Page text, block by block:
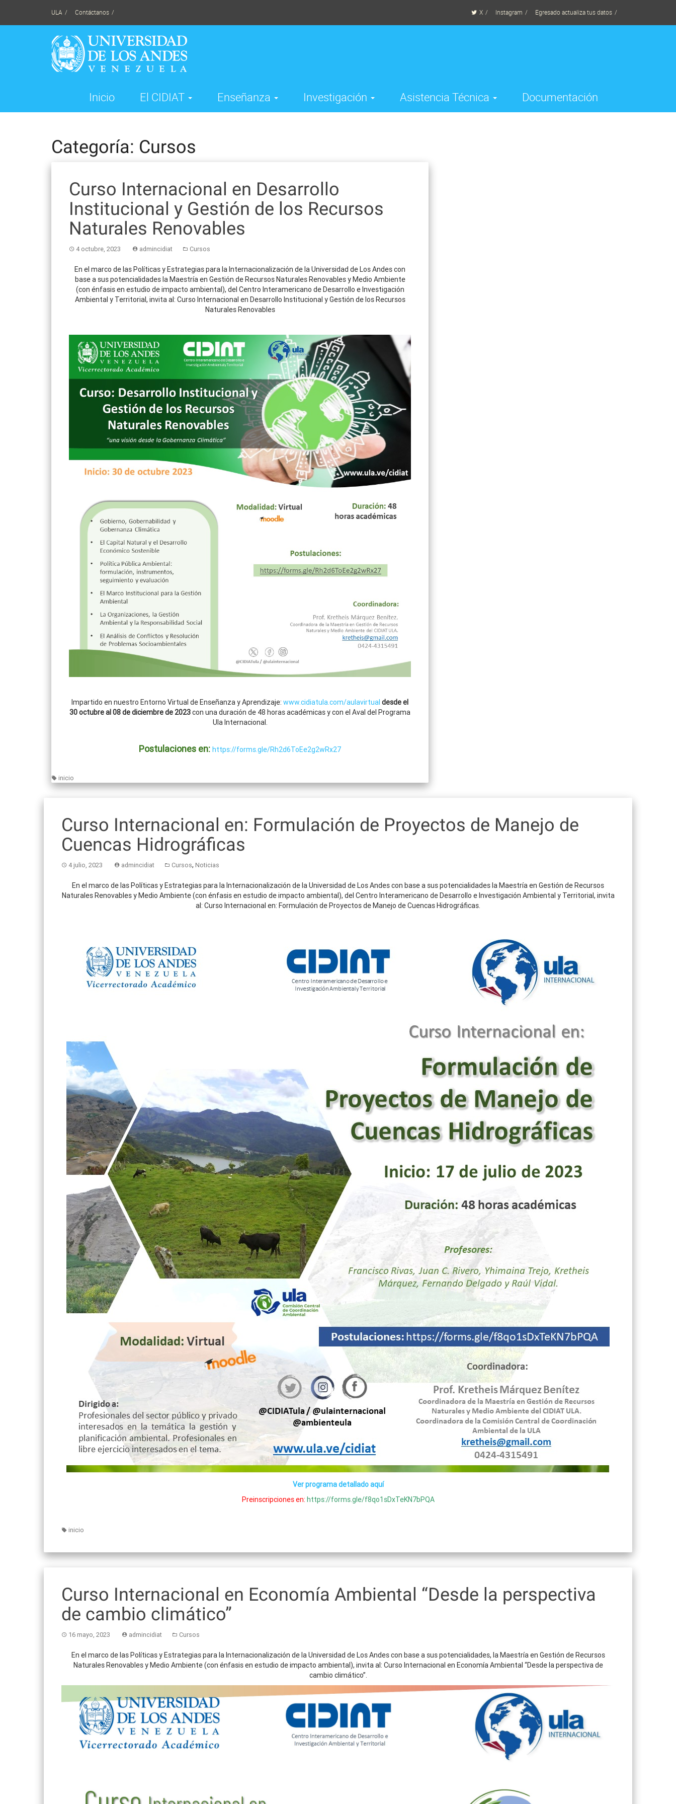
content
ULA Contáctanos X Instagram Egresado actualiza tus datos
Inicio El CIDIAT Enseñanza Investigación Asistencia Técnica Documentación
Categoría: Cursos
Curso Internacional en Desarrollo
Institucional y Gestión de los Recursos
Naturales Renovables
4 octubre, 2023 admincidiat Cursos
En el marco de las Políticas y Estrategias para la Internacionalización de la Universidad de Los Andes con
base a sus potencialidades la Maestría en Gestión de Recursos Naturales Renovables y Medio Ambiente
(con énfasis en estudio de impacto ambiental), del Centro Interamericano de Desarrollo e Investigación
Ambiental y Territorial, invita al: Curso Internacional en Desarrollo Institucional y Gestión de los Recursos
Naturales Renovables
Impartido en nuestro Entorno Virtual de Enseñanza y Aprendizaje: www.cidiatula.com/aulavirtual desde el
30 octubre al 08 de diciembre de 2023con una duración de 48 horas académicas y con el Aval del Programa
Ula Internacional.
Postulaciones en: https://forms.gle/Rh2d6ToEe2g2wRx27
inicio
Curso Internacional en: Formulación de Proyectos de Manejo de
Cuencas Hidrográficas
4 julio, 2023 admincidiat Cursos, Noticias
En el marco de las Políticas y Estrategias para la Internacionalización de la Universidad de Los Andes con base a sus potencialidades la Maestría en Gestión de Recursos
Naturales Renovables y Medio Ambiente (con énfasis en estudio de impacto ambiental), del Centro Interamericano de Desarrollo e Investigación Ambiental y Territorial, invita
al: Curso Internacional en: Formulación de Proyectos de Manejo de Cuencas Hidrográficas.
Ver programa detallado aquí
Preinscripciones en: https://forms.gle/f8qo1sDxTeKN7bPQA
inicio
Curso Internacional en Economía Ambiental “Desde la perspectiva
de cambio climático”
16 mayo, 2023 admincidiat Cursos
En el marco de las Políticas y Estrategias para la Internacionalización de la Universidad de Los Andes con base a sus potencialidades, la Maestría en Gestión de Recursos
Naturales Renovables y Medio Ambiente (con énfasis en estudio de impacto ambiental), invita al: Curso Internacional en Economía Ambiental “Desde la perspectiva de
cambio climático”.